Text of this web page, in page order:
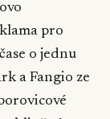
pro
o jednu
a Fangio ze